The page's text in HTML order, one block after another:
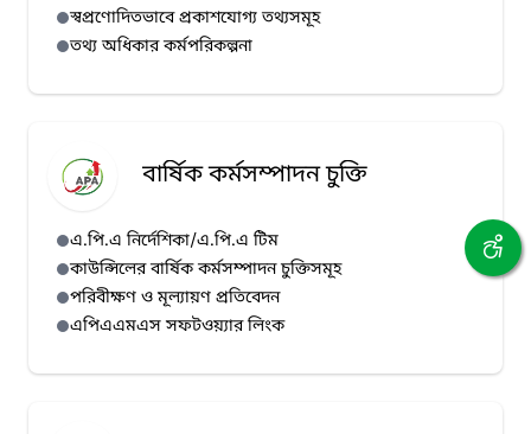
স্বপ্রণোদিতভাবে প্রকাশযোগ্য তথ্যসমূহ
তথ্য অধিকার কর্মপরিকল্পনা
বার্ষিক কর্মসম্পাদন চুক্তি
এ.পি.এ নির্দেশিকা/এ.পি.এ টিম
কাউন্সিলের বার্ষিক কর্মসম্পাদন চুক্তিসমূহ
পরিবীক্ষণ ও মূল্যায়ণ প্রতিবেদন
এপিএএমএস সফটওয়্যার লিংক